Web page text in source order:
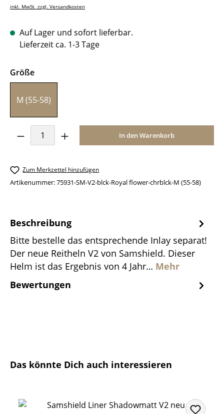
inkl. MwSt. zzgl. Versandkosten
Auf Lager und sofort lieferbar.
Lieferzeit ca. 1-3 Tage
Größeauswählen
M (55-58)
Produkt Anzahl: Gib den gewünschten
In den Warenkorb
Zum Merkzettel hinzufügen
Artikenummer:75931-SM-V2-blck-Royal flower-chrblck-M (55-58)
Beschreibung
Bitte bestelle das entsprechende Inlay separat!
Der neue Reitheln V2 von Samshield. Dieser
Helm ist das Ergebnis von 4 Jahr… Mehr
Bewertungen
Produktgalerie überspringen
Das könnte Dich auch interessieren